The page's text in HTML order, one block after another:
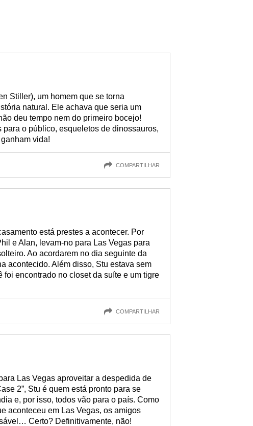
Stiller), um homem que se torna
natural. Ele achava que seria um
deu tempo nem do primeiro bocejo!
o público, esqueletos de dinossauros,
vida!
COMPARTILHAR
está prestes a acontecer. Por
e Alan, levam-no para Las Vegas para
Ao acordarem no dia seguinte da
acontecido. Além disso, Stu estava sem
encontrado no closet da suíte e um tigre
COMPARTILHAR
Las Vegas aproveitar a despedida de
2”, Stu é quem está pronto para se
e, por isso, todos vão para o país. Como
aconteceu em Las Vegas, os amigos
Certo? Definitivamente, não!